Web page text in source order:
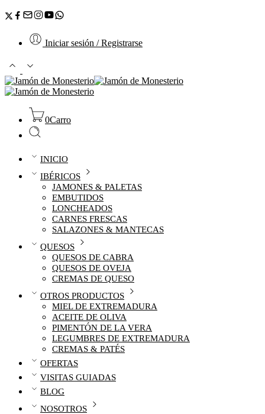
Iniciar sesión / Registrarse
0Carro
INICIO
IBÉRICOS
JAMONES & PALETAS
EMBUTIDOS
LONCHEADOS
CARNES FRESCAS
SALAZONES & MANTECAS
QUESOS
QUESOS DE CABRA
QUESOS DE OVEJA
CREMAS DE QUESO
OTROS PRODUCTOS
MIEL DE EXTREMADURA
ACEITE DE OLIVA
PIMENTÓN DE LA VERA
LEGUMBRES DE EXTREMADURA
CREMAS & PATÉS
OFERTAS
VISITAS GUIADAS
BLOG
NOSOTROS